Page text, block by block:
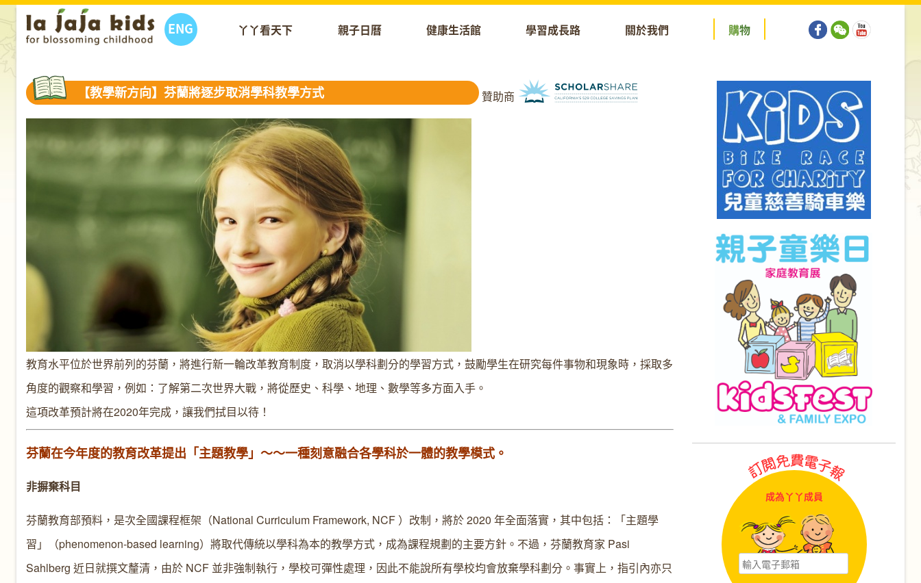
ENG 丫丫看天下 親子日曆 健康生活館 學習成長路 關於我們 購物
【教學新方向】芬蘭將逐步取消學科教學方式 贊助商
教育水平位於世界前列的芬蘭，將進行新一輪改革教育制度，取消以學科劃分的學習方式，鼓勵學生在研究每件事物和現象時，採取多
角度的觀察和學習，例如：了解第二次世界大戰，將從歷史、科學、地理、數學等多方面入手。
這項改革預計將在2020年完成，讓我們拭目以待！
芬蘭在今年度的教育改革提出「主題教學」～～一種刻意融合各學科於一體的教學模式。
非摒棄科目
芬蘭教育部預料，是次全國課程框架（National Curriculum Framework, NCF ）改制，將於 2020 年全面落實，其中包括：「主題學
習」（phenomenon-based learning）將取代傳統以學科為本的教學方式，成為課程規劃的主要方針。不過，芬蘭教育家 Pasi
Sahlberg 近日就撰文釐清，由於 NCF 並非強制執行，學校可彈性處理，因此不能說所有學校均會放棄學科劃分。事實上，指引內亦只
成為丫丫成員